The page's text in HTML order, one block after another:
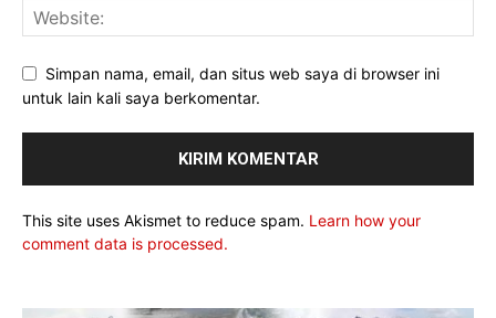
Simpan nama, email, dan situs web saya di browser ini
untuk lain kali saya berkomentar.
This site uses Akismet to reduce spam. Learn how your
comment data is processed.